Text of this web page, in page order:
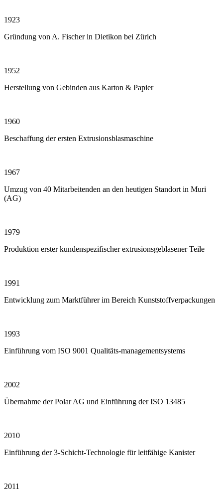
1923
Gründung von A. Fischer in Dietikon bei Zürich
1952
Herstellung von Gebinden aus Karton & Papier
1960
Beschaffung der ersten Extrusionsblasmaschine
1967
Umzug von 40 Mitarbeitenden an den heutigen Standort in Muri
(AG)
1979
Produktion erster kundenspezifischer extrusionsgeblasener Teile
1991
Entwicklung zum Marktführer im Bereich Kunststoffverpackungen
1993
Einführung vom ISO 9001 Qualitäts-managementsystems
2002
Übernahme der Polar AG und Einführung der ISO 13485
2010
Einführung der 3-Schicht-Technologie für leitfähige Kanister
2011